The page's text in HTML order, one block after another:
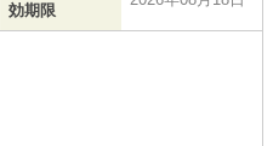
効期限